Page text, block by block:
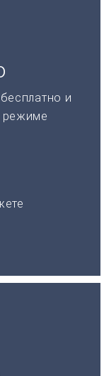
и
режиме